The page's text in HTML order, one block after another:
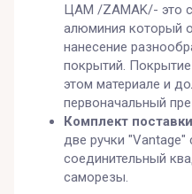
ЦАМ /ZAMAK/- это
алюминия который
нанесение
покрытий.
этом материале и
первоначальный
Комплект
две ручки
соединительный
саморезы.